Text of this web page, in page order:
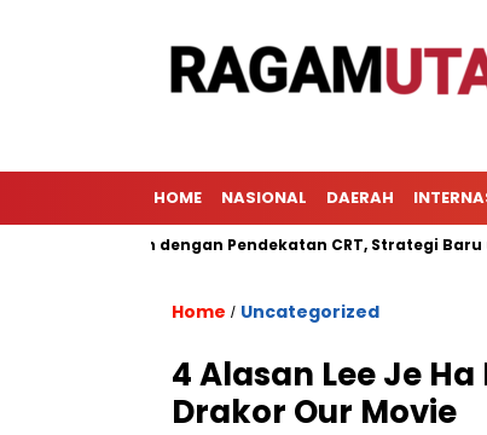
HOME NASIONAL DAERAH
dengan Pendekatan CRT, Strategi Baru
Home / Uncategorized
4 Alasan Lee Je
Drakor Our Movie